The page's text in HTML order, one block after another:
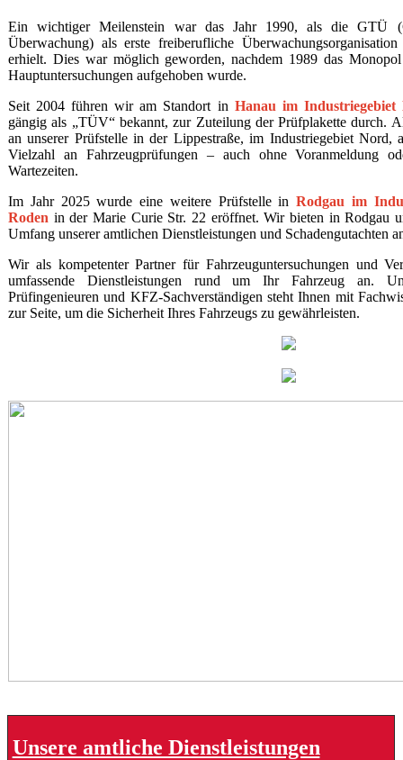
Ein wichtiger Meilenstein war das Jahr 1990, als die GTÜ
Überwachung) als erste freiberufliche
erhielt. Dies war möglich geworden, nachdem 1989 das
Hauptuntersuchungen aufgehoben wurde.
Seit 2004 führen wir am Standort in Hanau im Industriegebiet
gängig als „TÜV“ bekannt, zur Zuteilung der Prüfplakette durch.
an unserer Prüfstelle in der Lippestraße, im Industriegebiet Nord,
Vielzahl an Fahrzeugprüfungen – auch ohne Voranmeldung
Wartezeiten.
Im Jahr 2025 wurde eine weitere Prüfstelle in Rodgau im
Roden in der Marie Curie Str. 22 eröffnet. Wir bieten in Rodgau
Umfang unserer amtlichen Dienstleistungen und Schadengutachten
Wir als kompetenter Partner für Fahrzeuguntersuchungen und
umfassende Dienstleistungen rund um Ihr Fahrzeug an.
Prüfingenieuren und KFZ-Sachverständigen steht Ihnen mit
zur Seite, um die Sicherheit Ihres Fahrzeugs zu gewährleisten.
Unsere amtliche Dienstleistungen